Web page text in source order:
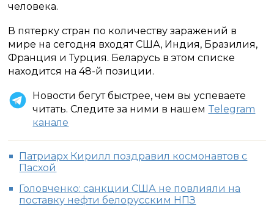
человека.
В пятерку стран по количеству заражений в
мире на сегодня входят США, Индия, Бразилия,
Франция и Турция. Беларусь в этом списке
находится на 48-й позиции.
Новости бегут быстрее, чем вы успеваете
читать. Следите за ними в нашем Telegram
канале
Патриарх Кирилл поздравил космонавтов с
Пасхой
Головченко: санкции США не повлияли на
поставку нефти белорусским НПЗ